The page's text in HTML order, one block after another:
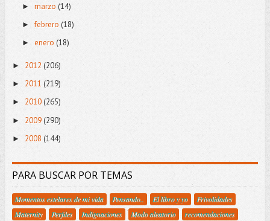
► marzo (14)
►febrero (18)
► enero (18)
► 2012 (206)
► 2011 (219)
► 2010 (265)
► 2009(290)
► 2008 (144)
PARA BUSCAR POR TEMAS
Momentos estelares de mi vida Pensando.. El libro y yo
Frivolidades
Maternity
Perfiles Indignaciones Modo aleatorio
recomendaciones